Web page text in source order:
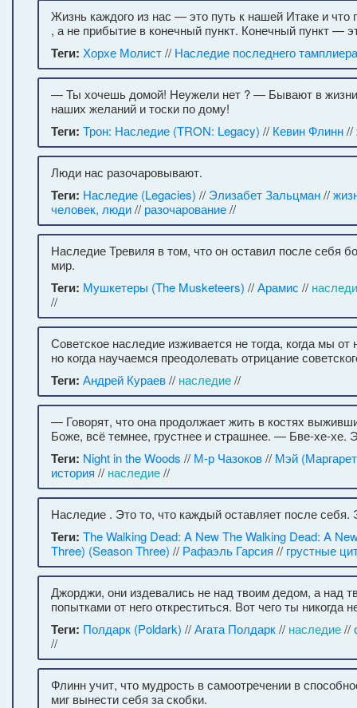
Жизнь каждого из нас — это путь к нашей Итаке и
, а не прибытие в конечный пункт. Конечный пункт —
Теги: Хорхе Молист// Наследие последнего тамплиера
— Ты хочешь домой! Неужели нет ? — Бывают в
наших желаний и тоски по дому!
Теги: Трон: Наследие (TRON: Legacy) // Кевин Флинн//
Люди нас разочаровывают.
Теги: Наследие (Legacies) // Элизабет Зальцман//
человек, люди// разочарование//
Наследие Тревиля в том, что он оставил после себя
мир.
Теги: Мушкетеры (The Musketeers) //Арамис //
//
Советское наследие изживается не тогда, когда мы от
но когда научаемся преодолевать отрицание
Теги: Андрей Кураев// наследие//
— Говорят, что она продолжает жить в костях
Боже, всё темнее, грустнее и страшнее. — Бве-хе-хе.
Теги: Night in the Woods // М-р Чазоков// Мэй
история // наследие//
Наследие . Это то, что каждый оставляет после себя.
Теги: The Walking Dead: A New The Walking Dead: A
Three) (Season Three) // Рафаэль Гарсия // грустные
Джорджи, они издевались не над твоим дедом, а над
попытками от него откреститься. Вот чего ты никогда
Теги: Полдарк (Poldark) //Агата Полдарк// наследие//
//
Флинн учит, что мудрость в самоотречении в
миг вынести себя за скобки.